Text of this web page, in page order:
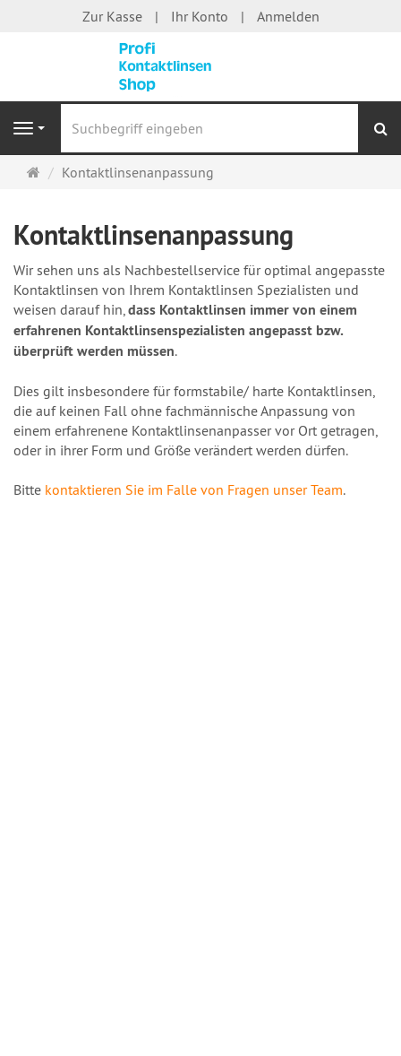
Zur Kasse Ihr Konto Anmelden
Navigation
Startseite
Kontaktlinsenanpassung
Kontaktlinsenanpassung
Wir sehen uns als Nachbestellservice für optimal angepasste
Kontaktlinsen von Ihrem Kontaktlinsen Spezialisten und
weisen darauf hin,dass Kontaktlinsen immer von einem
erfahrenen Kontaktlinsenspezialisten angepasst bzw.
überprüft werden müssen.
Dies gilt insbesondere für formstabile/ harte Kontaktlinsen,
die auf keinen Fall ohne fachmännische Anpassung von
einem erfahrenene Kontaktlinsenanpasser vor Ort getragen,
oder in ihrer Form und Größe verändert werden dürfen.
Bitte kontaktieren Sie im Falle von Fragen unser Team.